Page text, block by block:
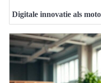
Digitale innovatie als